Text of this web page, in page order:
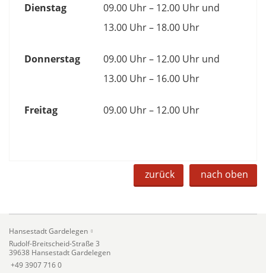
Dienstag
09.00 Uhr – 12.00 Uhr und
13.00 Uhr – 18.00 Uhr
Donnerstag
09.00 Uhr – 12.00 Uhr und
13.00 Uhr – 16.00 Uhr
Freitag 09.00 Uhr – 12.00 Uhr
zurück nach oben
Hansestadt Gardelegen
Rudolf-Breitscheid-Straße 3
39638 Hansestadt Gardelegen
+49 3907 716 0